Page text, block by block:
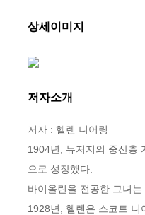
상세이미지
저자소개
저자 : 헬렌 니어링
1904년, 뉴저지의 중산층
으로 성장했다.
바이올린을 전공한 그녀
1928년, 헬렌은 스코트